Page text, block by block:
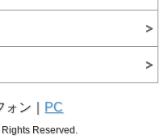
ン｜ PC
Reserved.